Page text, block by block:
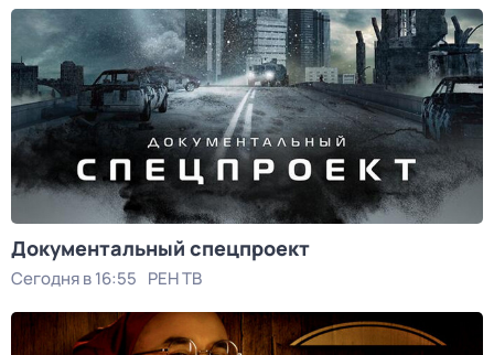
Документальный спецпроект
Сегодня в 16:55 РЕН ТВ